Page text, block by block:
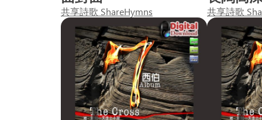
共享詩歌 ShareHymns 共享詩歌